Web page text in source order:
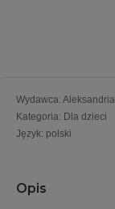
Wydawca: Aleksandria
Kategoria: Dla dzieci
Język: polski
Opis